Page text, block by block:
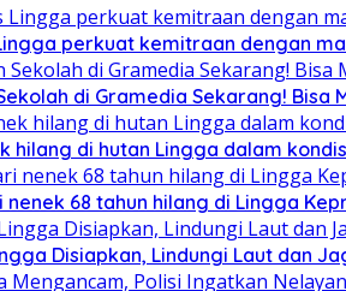
perkuat kemitraan dengan
di Gramedia Sekarang! Bisa
hilang di hutan Lingga dalam
nenek 68 tahun hilang di Lingga
Disiapkan, Lindungi Laut dan